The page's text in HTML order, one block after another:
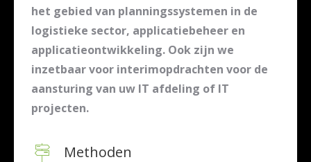
het gebied van planningssystemen in de
logistieke sector, applicatiebeheer en
applicatieontwikkeling. Ook zijn we
inzetbaar voor interimopdrachten voor de
aansturing van uw IT afdeling of IT
projecten.
Methoden